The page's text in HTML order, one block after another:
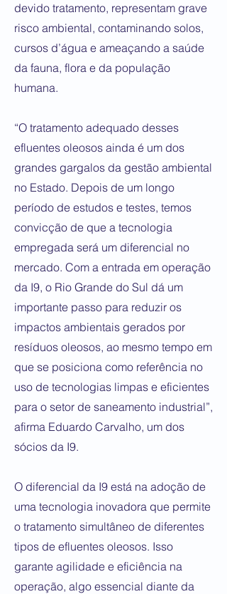
devido tratamento, representam grave
risco ambiental, contaminando solos,
cursos d’água e ameaçando a saúde
da fauna, flora e da população
humana.
“O tratamento adequado desses
efluentes oleosos ainda é um dos
grandes gargalos da gestão ambiental
no Estado. Depois de um longo
período de estudos e testes, temos
convicção de que a tecnologia
empregada será um diferencial no
mercado. Com a entrada em operação
da I9, o Rio Grande do Sul dá um
importante passo para reduzir os
impactos ambientais gerados por
resíduos oleosos, ao mesmo tempo em
que se posiciona como referência no
uso de tecnologias limpas e eficientes
para o setor de saneamento industrial”,
afirma Eduardo Carvalho, um dos
sócios da I9.
O diferencial da I9 está na adoção de
uma tecnologia inovadora que permite
o tratamento simultâneo de diferentes
tipos de efluentes oleosos. Isso
garante agilidade e eficiência na
operação, algo essencial diante da